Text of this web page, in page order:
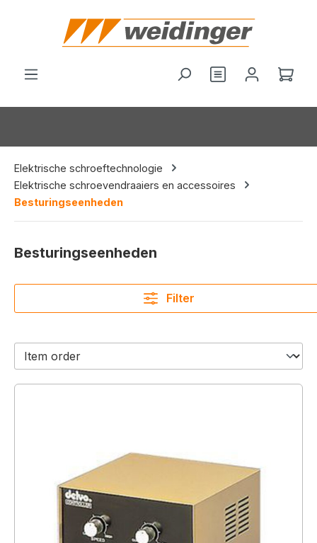
Je hebt 0 items
Elektrische schroeftechnologie
Elektrische schroevendraaiers en accessoires
Besturingseenheden
Besturingseenheden
Filter